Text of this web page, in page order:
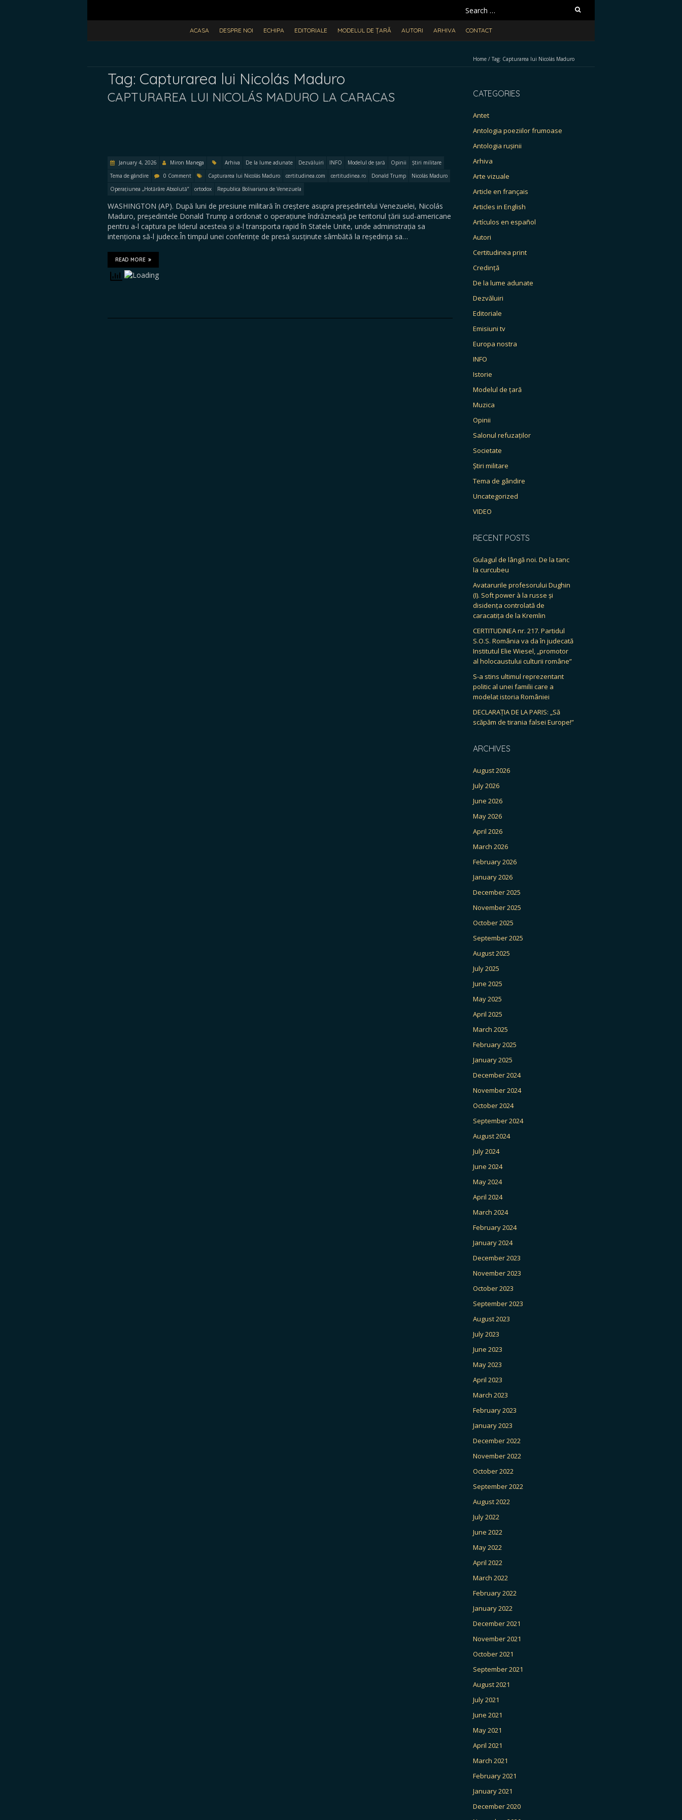
Search
for:
ACASA DESPRE NOI ECHIPA EDITORIALE MODELUL DE ȚARĂ AUTORI ARHIVA CONTACT
Home / Tag: Capturarea lui Nicolás Maduro
Tag: Capturarea lui Nicolás Maduro
CAPTURAREA LUI NICOLÁS MADURO LA CARACAS
January 4, 2026 Miron Manega Arhiva De la lume adunate Dezvăluiri INFO Modelul de țară Opinii
Știri militare
Tema de gândire
0 Comment Capturarea lui Nicolás Maduro certitudinea.com certitudinea.ro Donald Trump
Nicolás Maduro
Operațiunea „Hotărâre Absolută”
ortodox Republica Bolivariana de Venezuela
WASHINGTON (AP). După luni de presiune militară în creștere asupra președintelui Venezuelei, Nicolás
Maduro, președintele Donald Trump a ordonat o operațiune îndrăzneață pe teritoriul țării sud-americane
pentru a-l captura pe liderul acesteia și a-l transporta rapid în Statele Unite, unde administrația sa
intenționa să-l judece.În timpul unei conferințe de presă susținute sâmbătă la reședința sa…
READ MORE
CATEGORIES
Antet
Antologia poeziilor frumoase
Antologia rușinii
Arhiva
Arte vizuale
Article en français
Articles in English
Artículos en español
Autori
Certitudinea print
Credință
De la lume adunate
Dezvăluiri
Editoriale
Emisiuni tv
Europa nostra
INFO
Istorie
Modelul de țară
Muzica
Opinii
Salonul refuzaților
Societate
Știri militare
Tema de gândire
Uncategorized
VIDEO
RECENT POSTS
Gulagul de lângă noi. De la tanc
la curcubeu
Avatarurile profesorului Dughin
(I). Soft power à la russe și
disidența controlată de
caracatița de la Kremlin
CERTITUDINEA nr. 217. Partidul
S.O.S. România va da în judecată
Institutul Elie Wiesel, „promotor
al holocaustului culturii române”
S-a stins ultimul reprezentant
politic al unei familii care a
modelat istoria României
DECLARAȚIA DE LA PARIS: „Să
scăpăm de tirania falsei Europe!”
ARCHIVES
August 2026
July 2026
June 2026
May 2026
April 2026
March 2026
February 2026
January 2026
December 2025
November 2025
October 2025
September 2025
August 2025
July 2025
June 2025
May 2025
April 2025
March 2025
February 2025
January 2025
December 2024
November 2024
October 2024
September 2024
August 2024
July 2024
June 2024
May 2024
April 2024
March 2024
February 2024
January 2024
December 2023
November 2023
October 2023
September 2023
August 2023
July 2023
June 2023
May 2023
April 2023
March 2023
February 2023
January 2023
December 2022
November 2022
October 2022
September 2022
August 2022
July 2022
June 2022
May 2022
April 2022
March 2022
February 2022
January 2022
December 2021
November 2021
October 2021
September 2021
August 2021
July 2021
June 2021
May 2021
April 2021
March 2021
February 2021
January 2021
December 2020